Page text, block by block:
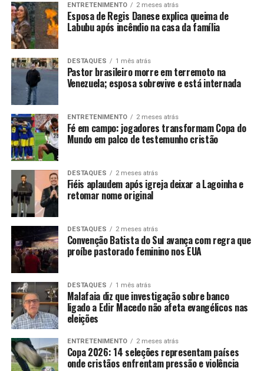
ENTRETENIMENTO 2 meses atrás
Esposa de Regis Danese explica queima de
Labubu após incêndio na casa da família
DESTAQUES 1 mês atrás
Pastor brasileiro morre em terremoto na
Venezuela; esposa sobrevive e está internada
ENTRETENIMENTO 2 meses atrás
Fé em campo: jogadores transformam Copa do
Mundo em palco de testemunho cristão
DESTAQUES 2 meses atrás
Fiéis aplaudem após igreja deixar a Lagoinha e
retomar nome original
DESTAQUES 2 meses atrás
Convenção Batista do Sul avança com regra que
proíbe pastorado feminino nos EUA
DESTAQUES 1 mês atrás
Malafaia diz que investigação sobre banco
ligado a Edir Macedo não afeta evangélicos nas
eleições
ENTRETENIMENTO 2 meses atrás
Copa 2026: 14 seleções representam países
onde cristãos enfrentam pressão e violência